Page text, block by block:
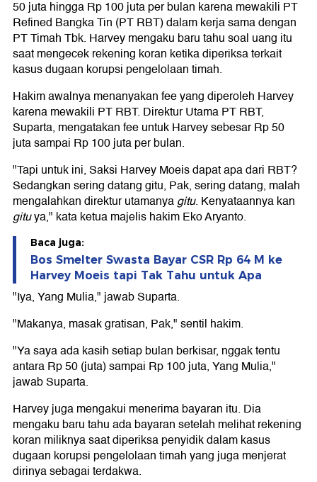
50 juta hingga Rp 100 juta per bulan karena mewakili PT
Refined Bangka Tin (PT RBT) dalam kerja sama dengan
PT Timah Tbk. Harvey mengaku baru tahu soal uang itu
saat mengecek rekening koran ketika diperiksa terkait
kasus dugaan korupsi pengelolaan timah.
Hakim awalnya menanyakan fee yang diperoleh Harvey
karena mewakili PT RBT. Direktur Utama PT RBT,
Suparta, mengatakan fee untuk Harvey sebesar Rp 50
juta sampai Rp 100 juta per bulan.
"Tapi untuk ini, Saksi Harvey Moeis dapat apa dari RBT?
Sedangkan sering datang gitu, Pak, sering datang, malah
mengalahkan direktur utamanyagitu. Kenyataannya kan
gituya," kata ketua majelis hakim Eko Aryanto.
Baca juga:
Bos Smelter Swasta Bayar CSR Rp 64 M ke
Harvey Moeis tapi Tak Tahu untuk Apa
"Iya, Yang Mulia," jawab Suparta.
"Makanya, masak gratisan, Pak," sentil hakim.
"Ya saya ada kasih setiap bulan berkisar, nggak tentu
antara Rp 50 (juta) sampai Rp 100 juta, Yang Mulia,"
jawab Suparta.
Harvey juga mengakui menerima bayaran itu. Dia
mengaku baru tahu ada bayaran setelah melihat rekening
koran miliknya saat diperiksa penyidik dalam kasus
dugaan korupsi pengelolaan timah yang juga menjerat
dirinya sebagai terdakwa.